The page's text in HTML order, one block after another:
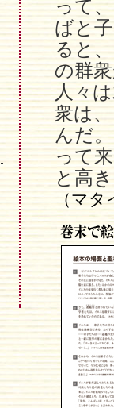
って
ばと
ると
の群
人々
衆は
んだ
って
と高
（マタ